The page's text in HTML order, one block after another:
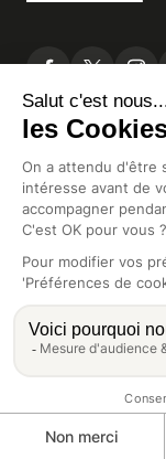
À PROPOS DE
Contacts
Qui sommes-nous ?
Découvrir nos offres
S’abonner
Voir le dernier
VOUS AVEZ UNE
Vous souhaitez